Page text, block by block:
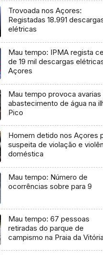
Trovoada nos Açores:
Registadas 18.991
elétricas
Mau tempo: IPMA regista
de 19 mil descargas
Açores
Mau tempo provoca avarias
abastecimento de água na
Pico
Homem detido nos Açores
suspeita de violação e
doméstica
Mau tempo: Número de
ocorrências sobre para 9
Mau tempo: 67 pessoas
retiradas do parque de
campismo na Praia da Vitória